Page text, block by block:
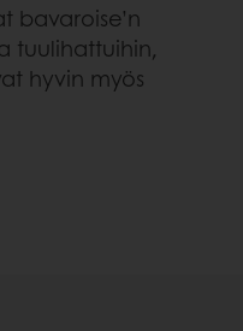
bavaroise’n
tuulihattuihin,
hyvin myös